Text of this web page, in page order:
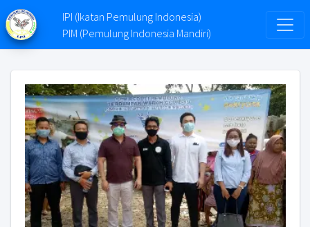
IPI (Ikatan Pemulung Indonesia)
PIM (Pemulung Indonesia Mandiri)